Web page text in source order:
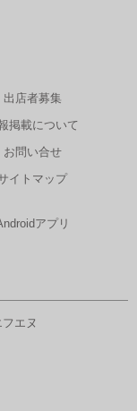
出店者募集
掲載について
お問い合せ
イトマップ
アプリ
エヌ